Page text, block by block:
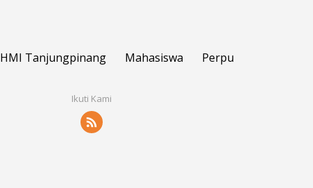
HMI Tanjungpinang Mahasiswa Perpu
Ikuti Kami